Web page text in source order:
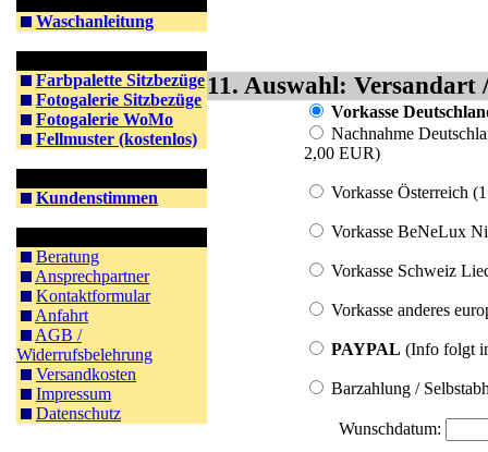
Waschanleitung
Farbpalette Sitzbezüge
Fotogalerie Sitzbezüge
Fotogalerie WoMo
Fellmuster (kostenlos)
Kundenstimmen
Beratung
Ansprechpartner
Kontaktformular
Anfahrt
AGB /
Widerrufsbelehrung
Versandkosten
Impressum
Datenschutz
11. Auswahl: Versandart
Vorkasse
Nachnahme
2,00 EUR)
Vorkasse Österreich
Vorkasse BeNeLux
Vorkasse Schweiz
Vorkasse anderes
PAYPAL (Info folgt
Barzahlung /
Wunschdatum: